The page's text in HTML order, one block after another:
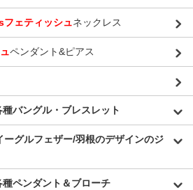
ェティッシュネックレス
ペンダント&ピアス
バングル・ブレスレット
グルフェザー/羽根のデザインのジ
ペンダント＆ブローチ